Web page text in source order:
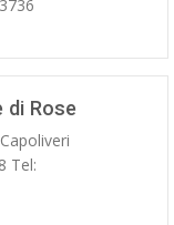
di Rose
Tel: